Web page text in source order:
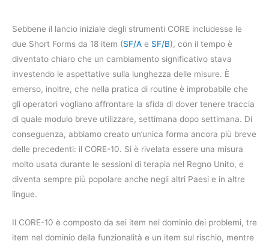
Sebbene il lancio iniziale degli strumenti CORE includesse le
due Short Forms da 18 item (SF/A e SF/B), con il tempo è
diventato chiaro che un cambiamento significativo stava
investendo le aspettative sulla lunghezza delle misure. È
emerso, inoltre, che nella pratica di routine è improbabile che
gli operatori vogliano affrontare la sfida di dover tenere traccia
di quale modulo breve utilizzare, settimana dopo settimana. Di
conseguenza, abbiamo creato un’unica forma ancora più breve
delle precedenti: il CORE-10. Si è rivelata essere una misura
molto usata durante le sessioni di terapia nel Regno Unito, e
diventa sempre più popolare anche negli altri Paesi e in altre
lingue.
Il CORE-10 è composto da sei item nel dominio dei problemi, tre
item nel dominio della funzionalità e un item sul rischio, mentre